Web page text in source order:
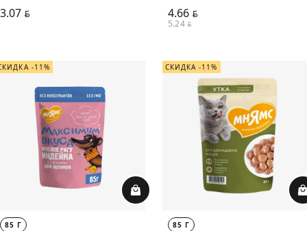
3.07 BYN
4.66BYN
5.24BYN
-11%
85 Г
СКИДКА -11%
85 Г